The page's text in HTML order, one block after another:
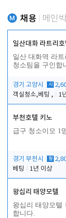
채용 메인
일산대화 라트리호
일산 대화역 라트
청소팀을 구인합
경기 고양시 시
객실청소,베팅 ,
1
부천호텔 키노
급구 청소이모 1
경기 부천시 월
베팅
1년 이상
왕십리 태양모텔
왕십리 태양모텔
합니다.